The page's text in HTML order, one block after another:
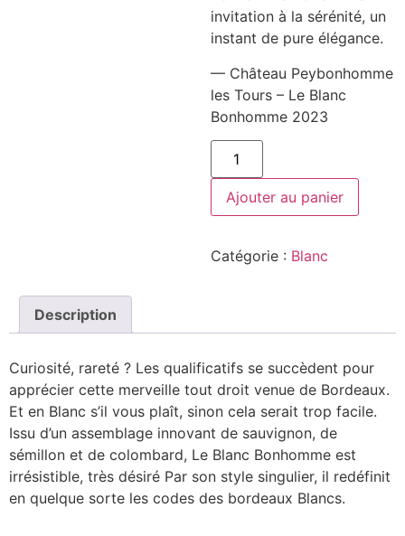
invitation à la sérénité, un
instant de pure élégance.
— Château Peybonhomme
les Tours – Le Blanc
Bonhomme 2023
quantité
Château
Peybonhomme
les
Tours
Le
Blanc
Ajouter au panier
Catégorie : Blanc
Description
Curiosité, rareté ? Les qualificatifs se succèdent pour
apprécier cette merveille tout droit venue de Bordeaux.
Et en Blanc s’il vous plaît, sinon cela serait trop facile.
Issu d’un assemblage innovant de sauvignon, de
sémillon et de colombard, Le Blanc Bonhomme est
irrésistible, très désiré Par son style singulier, il redéfinit
en quelque sorte les codes des bordeaux Blancs.